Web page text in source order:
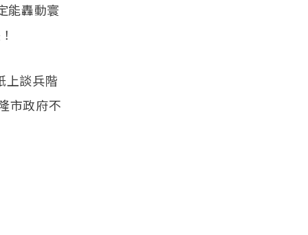
能轟動寰
上談兵階
市政府不